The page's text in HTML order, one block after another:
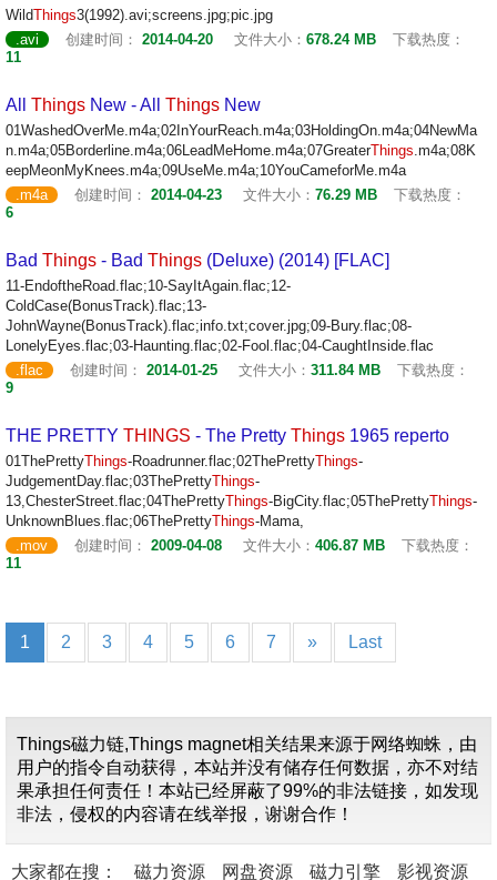
WildThings3(1992).avi;screens.jpg;pic.jpg
.avi
创建时间： 2014-04-20 文件大小： 678.24 MB
下载热度：
11
All Things New - All Things New
01WashedOverMe.m4a;02InYourReach.m4a;03HoldingOn.m4a;04NewMa
n.m4a;05Borderline.m4a;06LeadMeHome.m4a;07GreaterThings.m4a;08K
eepMeonMyKnees.m4a;09UseMe.m4a;10YouCameforMe.m4a
.m4a
创建时间： 2014-04-23 文件大小： 76.29 MB
下载热度：
6
Bad Things - Bad Things (Deluxe) (2014) [FLAC]
11-EndoftheRoad.flac;10-SayItAgain.flac;12-
ColdCase(BonusTrack).flac;13-
JohnWayne(BonusTrack).flac;info.txt;cover.jpg;09-Bury.flac;08-
LonelyEyes.flac;03-Haunting.flac;02-Fool.flac;04-CaughtInside.flac
.flac
创建时间： 2014-01-25 文件大小： 311.84 MB
下载热度：
9
THE PRETTY THINGS - The Pretty Things 1965 reperto
01ThePrettyThings-Roadrunner.flac;02ThePrettyThings-
JudgementDay.flac;03ThePrettyThings-
13,ChesterStreet.flac;04ThePrettyThings-BigCity.flac;05ThePrettyThings-
UnknownBlues.flac;06ThePrettyThings-Mama,
.mov
创建时间： 2009-04-08 文件大小： 406.87 MB
下载热度：
11
1 2 3 4 5 6 7 » Last
Things磁力链,Things magnet相关结果来源于网络蜘蛛，由
用户的指令自动获得，本站并没有储存任何数据，亦不对结
果承担任何责任！本站已经屏蔽了99%的非法链接，如发现
非法，侵权的内容请在线举报，谢谢合作！
大家都在搜： 磁力资源 网盘资源 磁力引擎 影视资源